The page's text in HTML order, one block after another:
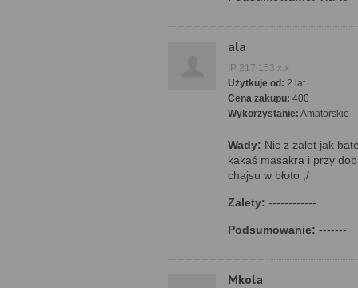
ala
IP 217.153.x.x
Użytkuje od: 2 lat
Cena zakupu: 400
Wykorzystanie: Amatorskie
Wady: Nic z zalet jak
kakaś masakra i przy
chajsu w błoto ;/
Zalety: ------------
Podsumowanie: -------
Mkola